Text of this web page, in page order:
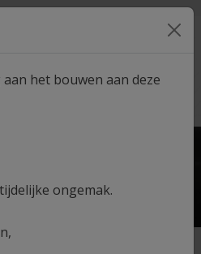
het bouwen aan deze
ongemak.